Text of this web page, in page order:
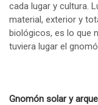
cada lugar y cultura.
material, exterior y
biológicos, es lo que
tuviera lugar el
Gnomón solar y